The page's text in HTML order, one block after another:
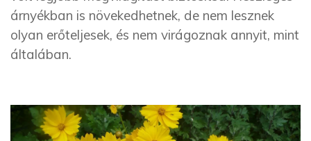
árnyékban is növekedhetnek, de nem lesznek
olyan erőteljesek, és nem virágoznak annyit, mint
általában.